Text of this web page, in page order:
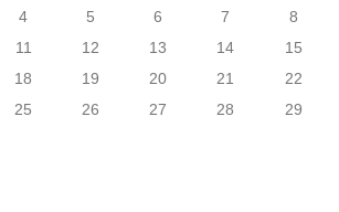
4 5 6 7
8
11 12 13 14
15
18 19 20 21
22
25 26 27 28
29